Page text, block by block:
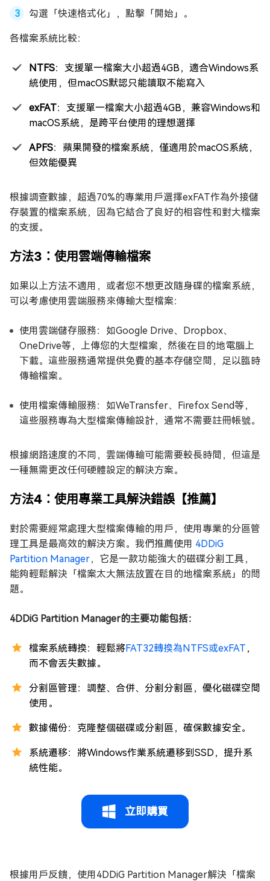
勾選「快速格式化」，點擊「開始」。
各檔案系統比較：
NTFS：支援單一檔案大小超過4GB，適合Windows系
統使用，但macOS默認只能讀取不能寫入
exFAT：支援單一檔案大小超過4GB，兼容Windows和
macOS系統，是跨平台使用的理想選擇
APFS：蘋果開發的檔案系統，僅適用於macOS系統，
但效能優異
根據調查數據，超過70%的專業用戶選擇exFAT作為外接儲
存裝置的檔案系統，因為它結合了良好的相容性和對大檔案
的支援。
方法3：使用雲端傳輸檔案
如果以上方法不適用，或者您不想更改隨身碟的檔案系統，
可以考慮使用雲端服務來傳輸大型檔案：
使用雲端儲存服務：如Google Drive、Dropbox、
OneDrive等，上傳您的大型檔案，然後在目的地電腦上
下載。這些服務通常提供免費的基本存儲空間，足以臨時
傳輸檔案。
使用檔案傳輸服務：如WeTransfer、Firefox Send等，
這些服務專為大型檔案傳輸設計，通常不需要註冊帳號。
根據網路速度的不同，雲端傳輸可能需要較長時間，但這是
一種無需更改任何硬體設定的解決方案。
方法4：使用專業工具解決錯誤【推薦】
對於需要經常處理大型檔案傳輸的用戶，使用專業的分區管
理工具是最高效的解決方案。我們推薦使用 4DDiG
Partition Manager，它是一款功能強大的磁碟分割工具，
能夠輕鬆解決「檔案太大無法放置在目的地檔案系統」的問
題。
4DDiG Partition Manager的主要功能包括：
檔案系統轉換：輕鬆將FAT32轉換為NTFS或exFAT ，
而不會丟失數據。
分割區管理：調整、合併、分割分割區，優化磁碟空間
使用。
數據備份：克隆整個磁碟或分割區，確保數據安全。
系統遷移：將Windows作業系統遷移到SSD，提升系
統性能。
立即購買
根據用戶反饋，使用4DDiG Partition Manager解決「檔案